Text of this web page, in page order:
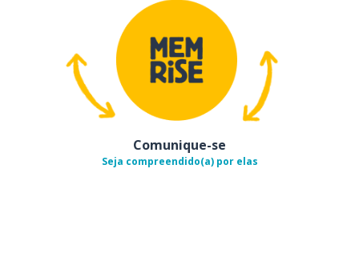
Comunique-se
Seja compreendido(a) por elas